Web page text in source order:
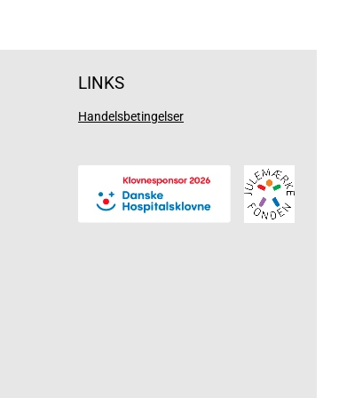
LINKS
Handelsbetingelser